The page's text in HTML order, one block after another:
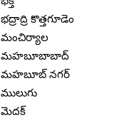
భద్రాద్రి కొత్తగూడెం
మంచిర్యాల
మహబూబాబాద్
మహబూబ్ నగర్
ములుగు
మెదక్